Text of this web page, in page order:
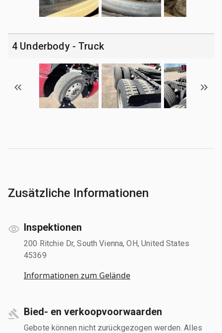
4 Underbody - Truck
Zusätzliche Informationen
Inspektionen
200 Ritchie Dr, South Vienna, OH, United States
45369
Informationen zum Gelände
Bied- en verkoopvoorwaarden
Gebote können nicht zurückgezogen werden. Alles